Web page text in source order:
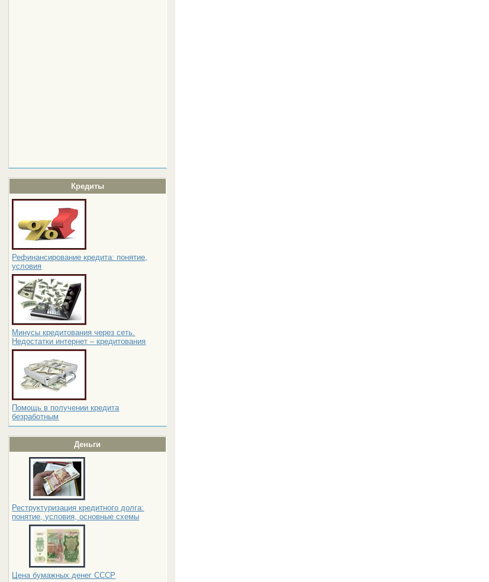
Кредиты
Рефинансирование кредита: понятие,
условия
Минусы кредитования через сеть.
Недостатки интернет – кредитования
Помощь в получении кредита
безработным
Деньги
Реструктуризация кредитного долга:
понятие, условия, основные схемы
Цена бумажных денег СССР